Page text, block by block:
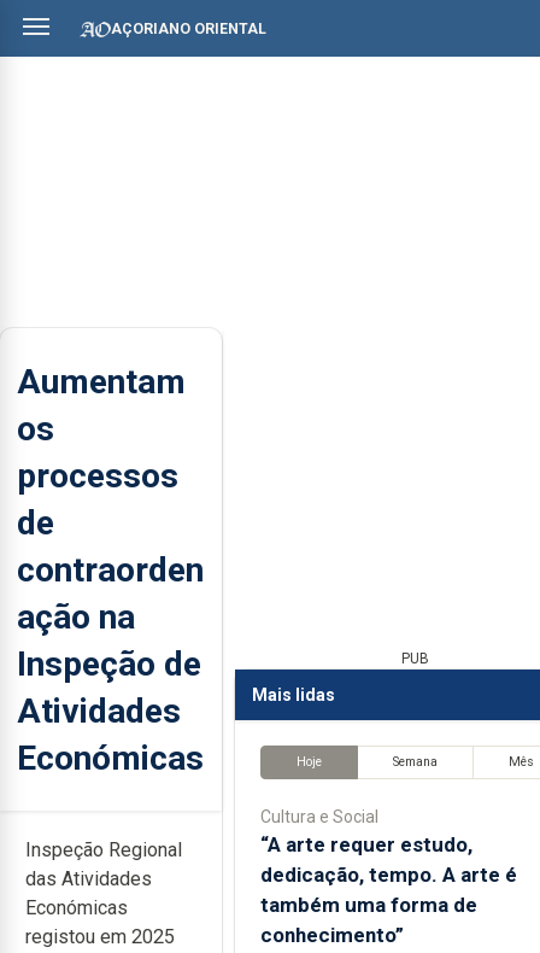
AÇORIANO ORIENTAL
Aumentam
os
processos
de
contraorden
ação na
Inspeção de
Atividades
Económicas
Inspeção Regional
das Atividades
Económicas
registou em 2025
PUB
Mais lidas
Hoje Semana Mês
Cultura e Social
“A arte requer estudo,
dedicação, tempo. A arte é
também uma forma de
conhecimento”